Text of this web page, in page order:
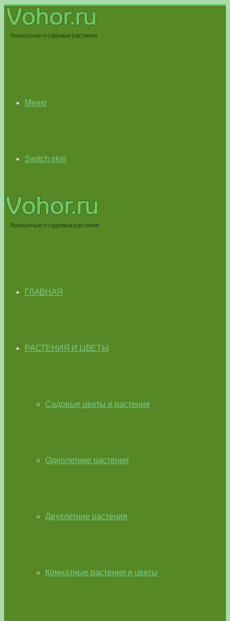
Меню
Switch skin
ГЛАВНАЯ
РАСТЕНИЯ И ЦВЕТЫ
Садовые цветы и растения
Однолетние растения
Двухлетние растения
Комнатные растения и цветы